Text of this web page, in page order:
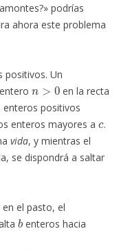
podrías
ahora este problema
Un
n>0
en la recta
enteros positivos
enteros mayores a .
vida, y mientras el
se dispondrá a saltar
el pasto, el
b
enteros hacia